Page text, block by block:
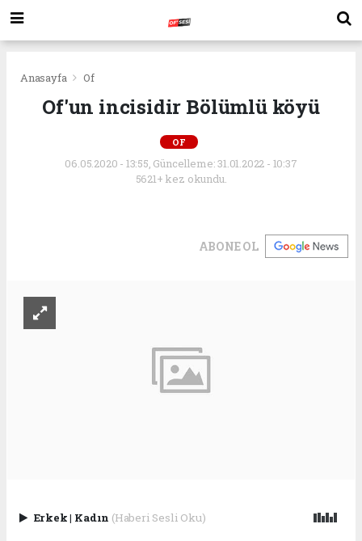
Anasayfa Of
Of'un incisidir Bölümlü köyü
OF
06.05.2020 - 13:55, Güncelleme: 31.01.2022 - 10:37
5621+ kez okundu.
ABONE OL
Erkek| Kadın (Haberi Sesli Oku)